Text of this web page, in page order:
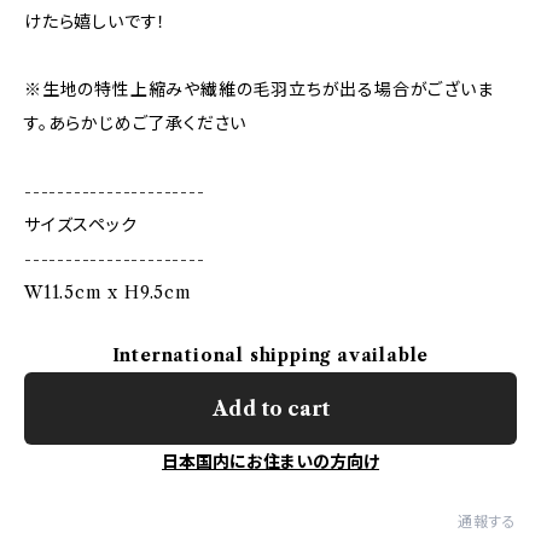
けたら嬉しいです！
※生地の特性上縮みや繊維の毛羽立ちが出る場合がございま
す。あらかじめご了承ください
----------------------
サイズスペック
----------------------
W11.5cm x H9.5cm
International shipping available
Add to cart
日本国内にお住まいの方向け
通報する